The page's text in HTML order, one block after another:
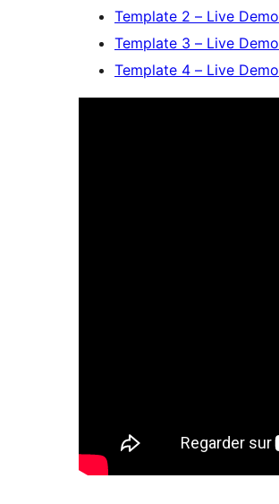
Template 2 – Live Demo
Template 3 – Live Demo
Template 4 – Live Demo